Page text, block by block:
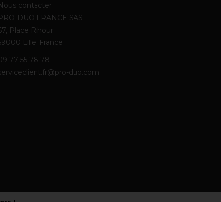
contacter
DUO FRANCE SAS
Place Rihour
Lille, France
77 55 78 78
duo.com